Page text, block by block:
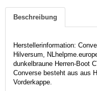
Beschreibung
Herstellerinformation:
Hilversum,
dunkelbraune Herren-Boot
Converse besteht aus aus
Vorderkappe.